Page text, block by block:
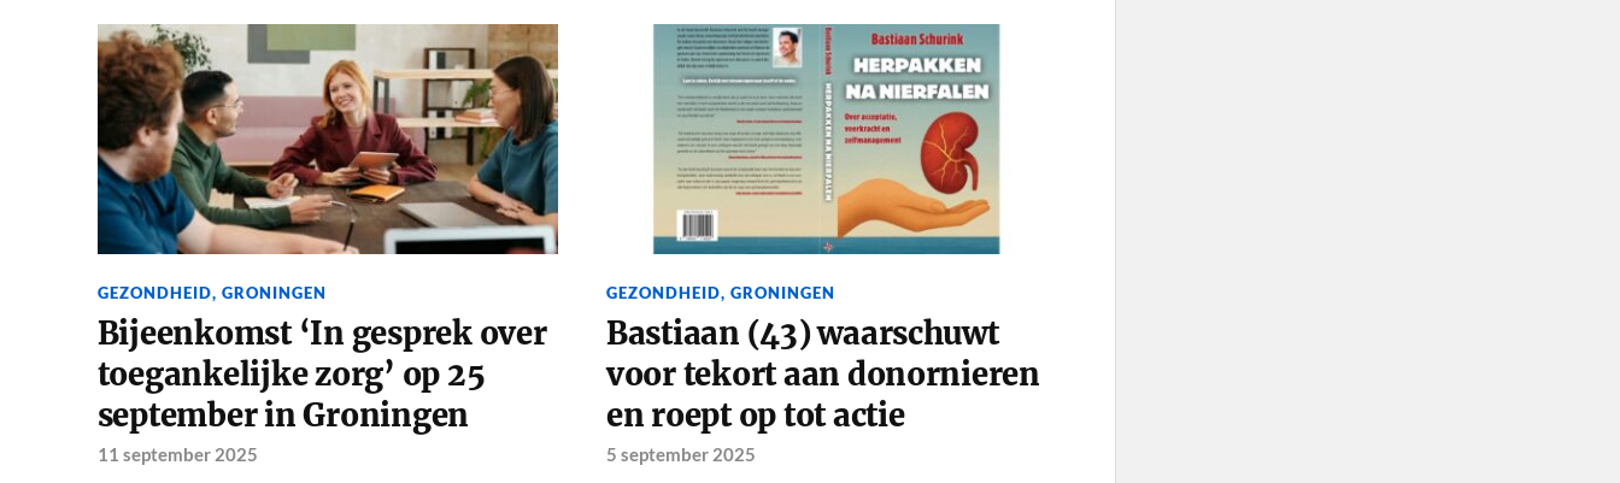
GEZONDHEID, GRONINGEN
Bijeenkomst ‘In gesprek over
toegankelijke zorg’ op 25
september in Groningen
11 september 2025
GEZONDHEID, GRONINGEN
Bastiaan (43) waarschuwt
voor tekort aan donornieren
en roept op tot actie
5 september 2025